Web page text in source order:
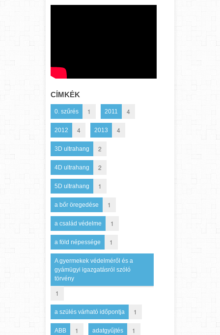
CÍMKÉK
0. szűrés 1 2011 4
2012 4 2013 4
3D ultrahang 2
4D ultrahang 2
5D ultrahang 1
a bőr öregedése 1
a család védelme 1
a föld népessége 1
A gyermekek védelméről és a
gyámügyi igazgatásról szóló
törvény
1
a szülés várható időpontja 1
ABB 1 adatgyűjtés 1